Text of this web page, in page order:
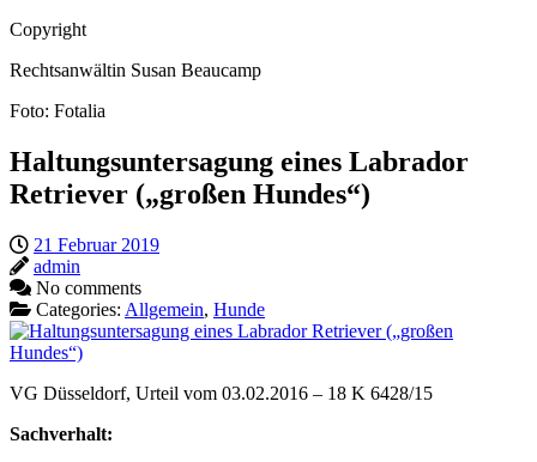
Copyright
Rechtsanwältin Susan Beaucamp
Foto: Fotalia
Haltungsuntersagung eines Labrador
Retriever („großen Hundes“)
21 Februar 2019
admin
No comments
Categories: Allgemein, Hunde
VG Düsseldorf, Urteil vom 03.02.2016 – 18 K 6428/15
Sachverhalt: